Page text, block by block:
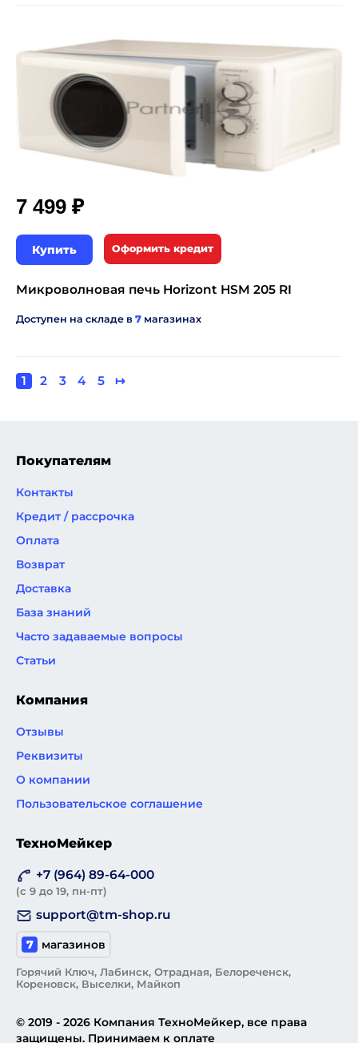
7 499 ₽
Купить Оформить кредит
Микроволновая печь Horizont HSM 205 RI
Доступен на складе в 7 магазинах
Нумерация
Текущая
1 Page
2 Page
3 Page
4 Page
5
Следующая
↦
Покупателям
Контакты
Кредит / рассрочка
Оплата
Возврат
Доставка
База знаний
Часто задаваемые вопросы
Статьи
Компания
Отзывы
Реквизиты
О компании
Пользовательское соглашение
ТехноМейкер
+7 (964) 89-64-000
(с 9 до 19, пн-пт)
support@tm-shop.ru
7 магазинов
Горячий Ключ, Лабинск, Отрадная, Белореченск,
Кореновск, Выселки, Майкоп
© 2019 - 2026 Компания ТехноМейкер, все права
защищены. Принимаем к оплате